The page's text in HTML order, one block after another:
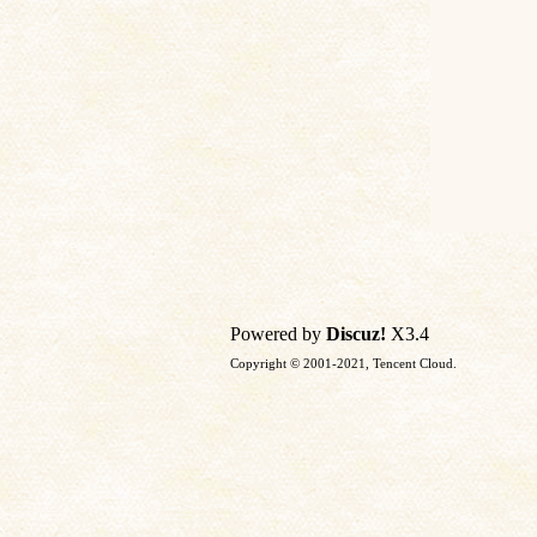
Powered by Discuz! X3.4
Copyright © 2001-2021, Tencent Cloud.